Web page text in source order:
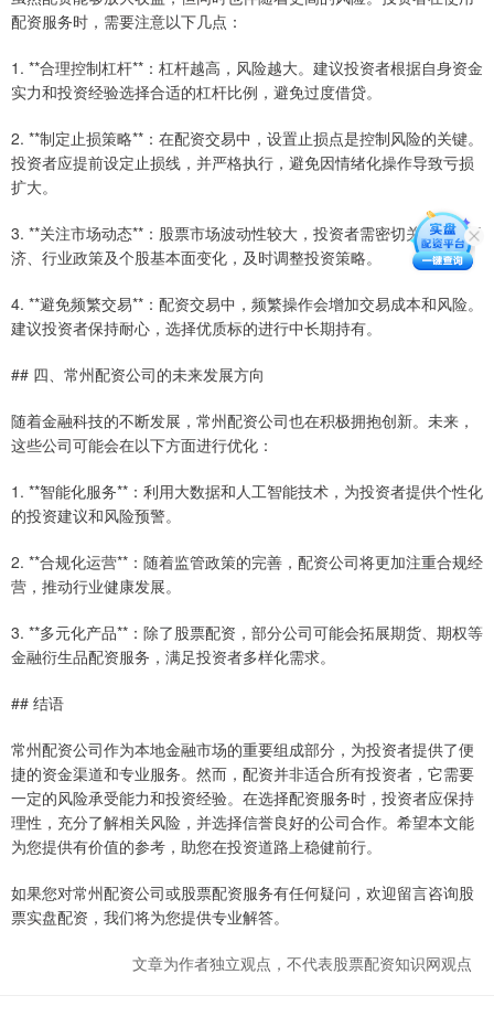
配资服务时，需要注意以下几点：
1. **合理控制杠杆**：杠杆越高，风险越大。建议投资者根据自身资金
实力和投资经验选择合适的杠杆比例，避免过度借贷。
2. **制定止损策略**：在配资交易中，设置止损点是控制风险的关键。
投资者应提前设定止损线，并严格执行，避免因情绪化操作导致亏损
扩大。
3. **关注市场动态**：股票市场波动性较大，投资者需密切关注宏观经
济、行业政策及个股基本面变化，及时调整投资策略。
4. **避免频繁交易**：配资交易中，频繁操作会增加交易成本和风险。
建议投资者保持耐心，选择优质标的进行中长期持有。
## 四、常州配资公司的未来发展方向
随着金融科技的不断发展，常州配资公司也在积极拥抱创新。未来，
这些公司可能会在以下方面进行优化：
1. **智能化服务**：利用大数据和人工智能技术，为投资者提供个性化
的投资建议和风险预警。
2. **合规化运营**：随着监管政策的完善，配资公司将更加注重合规经
营，推动行业健康发展。
3. **多元化产品**：除了股票配资，部分公司可能会拓展期货、期权等
金融衍生品配资服务，满足投资者多样化需求。
## 结语
常州配资公司作为本地金融市场的重要组成部分，为投资者提供了便
捷的资金渠道和专业服务。然而，配资并非适合所有投资者，它需要
一定的风险承受能力和投资经验。在选择配资服务时，投资者应保持
理性，充分了解相关风险，并选择信誉良好的公司合作。希望本文能
为您提供有价值的参考，助您在投资道路上稳健前行。
如果您对常州配资公司或股票配资服务有任何疑问，欢迎留言咨询股
票实盘配资，我们将为您提供专业解答。
文章为作者独立观点，不代表股票配资知识网观点